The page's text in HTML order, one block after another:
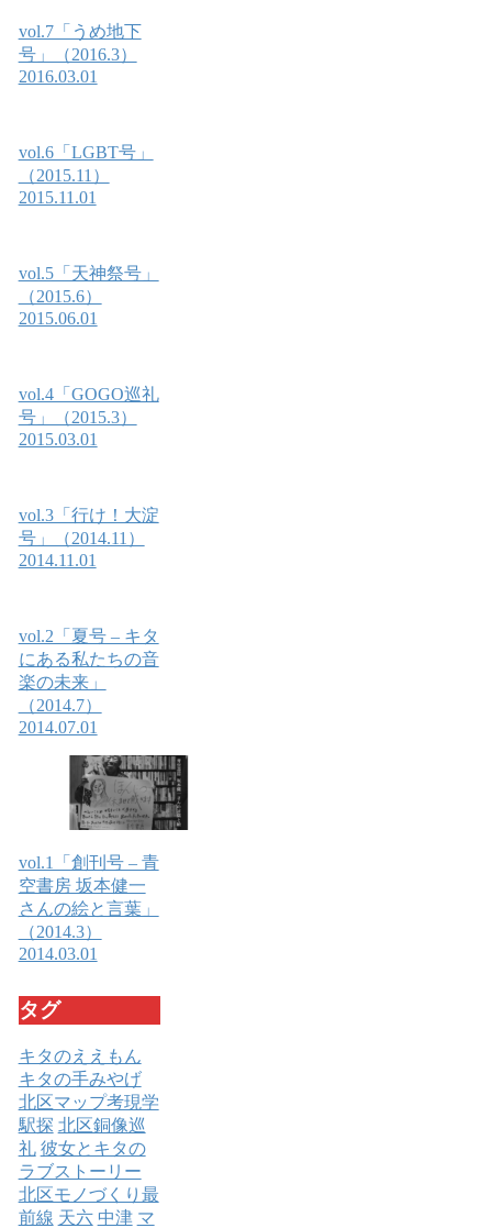
vol.7「うめ地下
号」（2016.3）
2016.03.01
vol.6「LGBT号」
（2015.11）
2015.11.01
vol.5「天神祭号」
（2015.6）
2015.06.01
vol.4「GOGO巡礼
号」（2015.3）
2015.03.01
vol.3「行け！大淀
号」（2014.11）
2014.11.01
vol.2「夏号 – キタ
にある私たちの音
楽の未来」
（2014.7）
2014.07.01
vol.1「創刊号 – 青
空書房 坂本健一
さんの絵と言葉」
（2014.3）
2014.03.01
タグ
キタのええもん
キタの手みやげ
北区マップ考現学
駅探 北区銅像巡
礼 彼女とキタの
ラブストーリー
北区モノづくり最
前線 天六 中津 マ